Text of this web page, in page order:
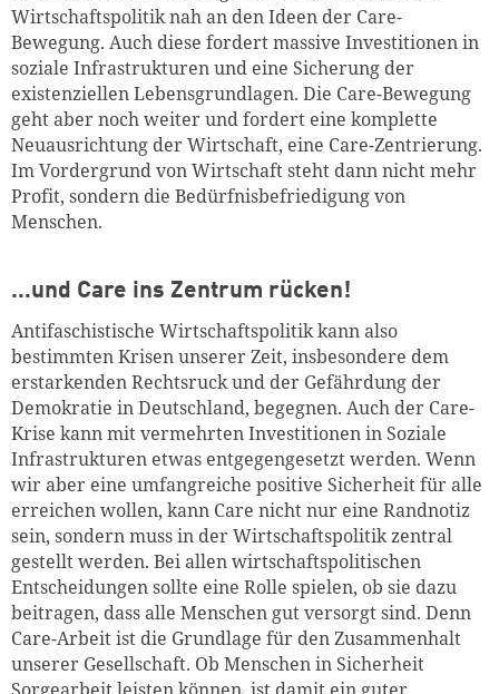
Wirtschaftspolitik nah an den Ideen der Care-
Bewegung. Auch diese fordert massive Investitionen in
soziale Infrastrukturen und eine Sicherung der
existenziellen Lebensgrundlagen. Die Care-Bewegung
geht aber noch weiter und fordert eine komplette
Neuausrichtung der Wirtschaft, eine Care-Zentrierung.
Im Vordergrund von Wirtschaft steht dann nicht mehr
Profit, sondern die Bedürfnisbefriedigung von
Menschen.
…und Care ins Zentrum rücken!
Antifaschistische Wirtschaftspolitik kann also
bestimmten Krisen unserer Zeit, insbesondere dem
erstarkenden Rechtsruck und der Gefährdung der
Demokratie in Deutschland, begegnen. Auch der Care-
Krise kann mit vermehrten Investitionen in Soziale
Infrastrukturen etwas entgegengesetzt werden. Wenn
wir aber eine umfangreiche positive Sicherheit für alle
erreichen wollen, kann Care nicht nur eine Randnotiz
sein, sondern muss in der Wirtschaftspolitik zentral
gestellt werden. Bei allen wirtschaftspolitischen
Entscheidungen sollte eine Rolle spielen, ob sie dazu
beitragen, dass alle Menschen gut versorgt sind. Denn
Care-Arbeit ist die Grundlage für den Zusammenhalt
unserer Gesellschaft. Ob Menschen in Sicherheit